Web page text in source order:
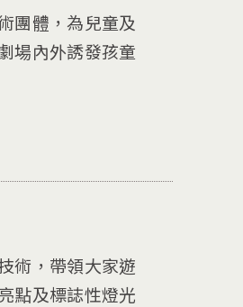
團體，為兒童及
場內外誘發孩童
術，帶領大家遊
點及標誌性燈光